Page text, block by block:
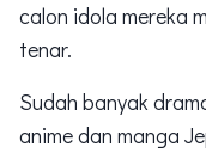
calon idola mereka
tenar.
Sudah banyak
anime dan manga